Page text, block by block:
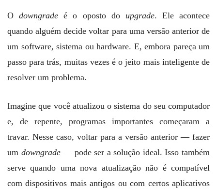
Odowngrade é o oposto do upgrade. Ele acontece
quando alguém decide voltar para uma versão anterior de
um software, sistema ou hardware. E, embora pareça um
passo para trás, muitas vezes é o jeito mais inteligente de
resolver um problema.
Imagine que você atualizou o sistema do seu computador
e, de repente, programas importantes começaram a
travar. Nesse caso, voltar para a versão anterior — fazer
um downgrade— pode ser a solução ideal. Isso também
serve quando uma nova atualização não é compatível
com dispositivos mais antigos ou com certos aplicativos